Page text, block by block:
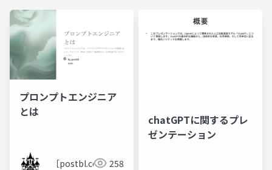
プロンプトエンジニア
とは
［postbl.com］258
chatGPTに関するプレ
ゼンテーション